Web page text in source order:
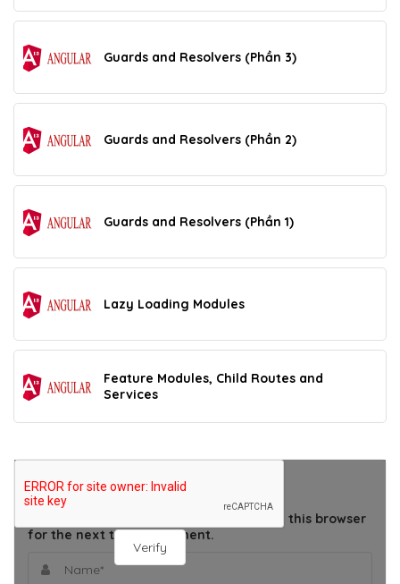
Guards and Resolvers (Phần 3)
Guards and Resolvers (Phần 2)
Guards and Resolvers (Phần 1)
Lazy Loading Modules
Feature Modules, Child Routes and
Services
Verify
THÊM BÌNH LUẬN
Save my name, email, and website in this browser
for the next time I comment.